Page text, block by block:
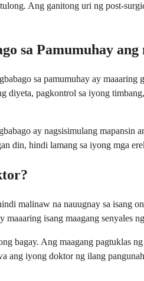
Ang ganitong uri ng post-
sa Pamumuhay ang
sa pamumuhay ay
diyeta, pagkontrol sa iyong
ay nagsisimulang
din, hindi lamang sa iyong mga
malinaw na nauugnay sa isang
isang maagang senyales
bagay. Ang maagang pagtuklas
ang iyong doktor ng ilang